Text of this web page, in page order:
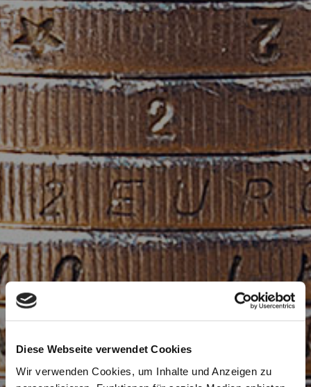
Diese Webseite verwendet Cookies
Wir verwenden Cookies, um Inhalte und Anzeigen zu